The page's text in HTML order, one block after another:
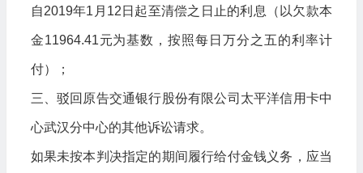
自2019年1月12日起至清偿之日止的利息（以欠款本
金11964.41元为基数，按照每日万分之五的利率计
付）；
三、驳回原告交通银行股份有限公司太平洋信用卡中
心武汉分中心的其他诉讼请求。
如果未按本判决指定的期间履行给付金钱义务，应当